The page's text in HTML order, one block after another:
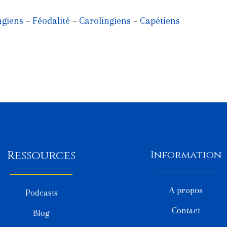
– Féodalité – Carolingiens – Capétiens
Ressources
Podcasts
Blog
Information
A propos
Contact